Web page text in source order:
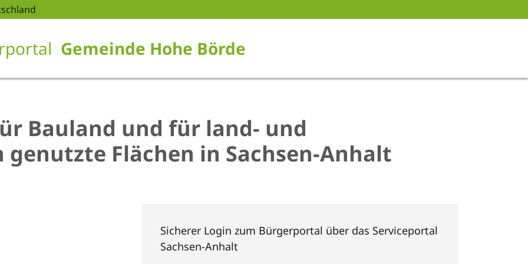
Gemeinde Hohe Börde
Bauland und für land- und
Flächen in Sachsen-Anhalt
Sicherer Login zum Bürgerportal über das Serviceportal
Sachsen-Anhalt